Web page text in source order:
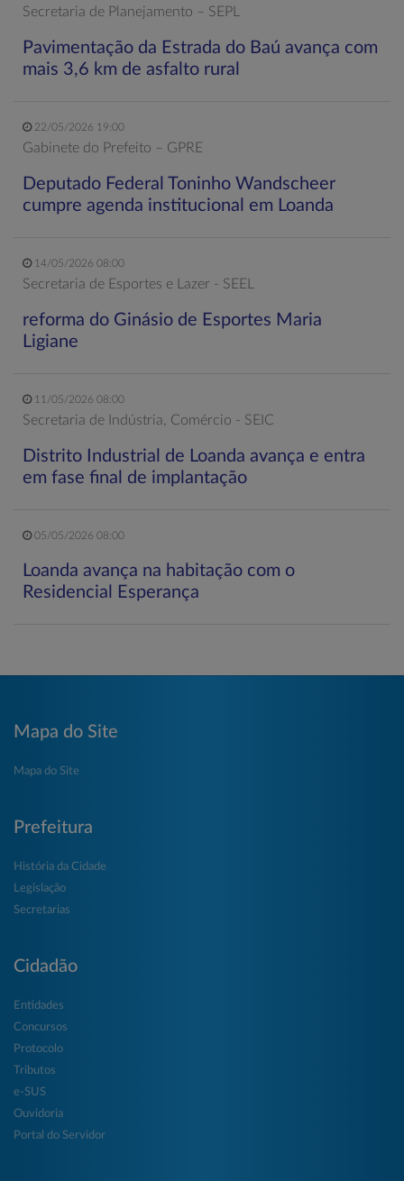
Secretaria de Planejamento – SEPL
Pavimentação da Estrada do Baú avança com
mais 3,6 km de asfalto rural
22/05/2026 19:00
Gabinete do Prefeito – GPRE
Deputado Federal Toninho Wandscheer
cumpre agenda institucional em Loanda
14/05/2026 08:00
Secretaria de Esportes e Lazer - SEEL
reforma do Ginásio de Esportes Maria
Ligiane
11/05/2026 08:00
Secretaria de Indústria, Comércio - SEIC
Distrito Industrial de Loanda avança e entra
em fase final de implantação
05/05/2026 08:00
Loanda avança na habitação com o
Residencial Esperança
Mapa do Site
Mapa do Site
Prefeitura
História da Cidade
Legislação
Secretarias
Cidadão
Entidades
Concursos
Protocolo
Tributos
e-SUS
Ouvidoria
Portal do Servidor